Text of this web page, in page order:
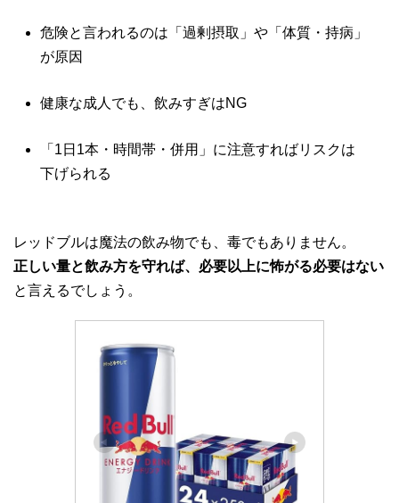
危険と言われるのは「過剰摂取」や「体質・持病」
が原因
健康な成人でも、飲みすぎはNG
「1日1本・時間帯・併用」に注意すればリスクは
下げられる
レッドブルは魔法の飲み物でも、毒でもありません。
正しい量と飲み方を守れば、必要以上に怖がる必要はない
と言えるでしょう。